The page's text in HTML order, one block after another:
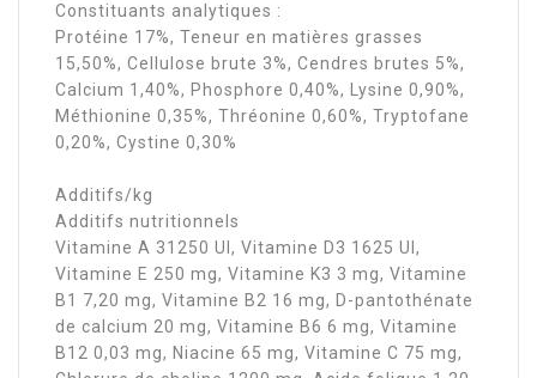
Constituants analytiques :
Protéine 17%, Teneur en matières grasses
15,50%, Cellulose brute 3%, Cendres brutes 5%,
Calcium 1,40%, Phosphore 0,40%, Lysine 0,90%,
Méthionine 0,35%, Thréonine 0,60%, Tryptofane
0,20%, Cystine 0,30%
Additifs/kg
Additifs nutritionnels
Vitamine A 31250 UI, Vitamine D3 1625 UI,
Vitamine E 250 mg, Vitamine K3 3 mg, Vitamine
B1 7,20 mg, Vitamine B2 16 mg, D-pantothénate
de calcium 20 mg, Vitamine B6 6 mg, Vitamine
B12 0,03 mg, Niacine 65 mg, Vitamine C 75 mg,